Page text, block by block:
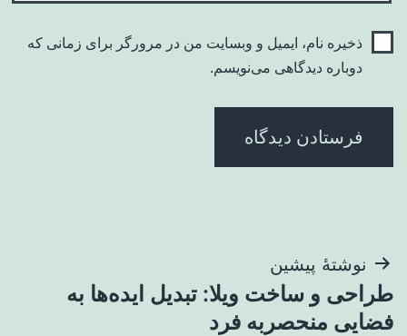
ذخیره نام، ایمیل و وبسایت من در مرورگر برای زمانی که
دوباره دیدگاهی می‌نویسم.
راهبری
نوشته
نوشتهٔ پیشین
طراحی و ساخت ویلا: تبدیل ایده‌ها به
فضایی منحصربه ‌فرد